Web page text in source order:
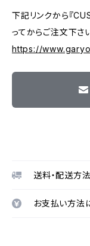
下記リンクから『
ってからご注文下さい
https://
送料・配送方
お支払い方法